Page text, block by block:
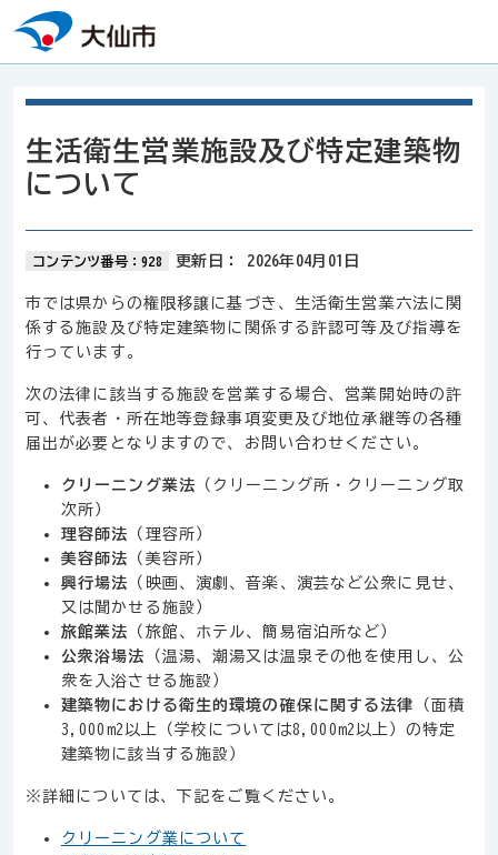
本文へスキップ
生活衛生営業施設及び特定建築物
について
コンテンツ番号：928 更新日： 2026年04月01日
市では県からの権限移譲に基づき、生活衛生営業六法に関
係する施設及び特定建築物に関係する許認可等及び指導を
行っています。
次の法律に該当する施設を営業する場合、営業開始時の許
可、代表者・所在地等登録事項変更及び地位承継等の各種
届出が必要となりますので、お問い合わせください。
クリーニング業法 （クリーニング所・クリーニング取
次所）
理容師法
（理容所）
美容師法
（美容所）
興行場法
（映画、演劇、音楽、演芸など公衆に見せ、
又は聞かせる施設）
旅館業法
（旅館、ホテル、簡易宿泊所など）
公衆浴場法
（温湯、潮湯又は温泉その他を使用し、公
衆を入浴させる施設）
建築物における衛生的環境の確保に関する法律
（面積
3,000m2 以上（学校については8,000m2 以上）の特定
建築物に該当する施設）
※詳細については、下記をご覧ください。
クリーニング業について